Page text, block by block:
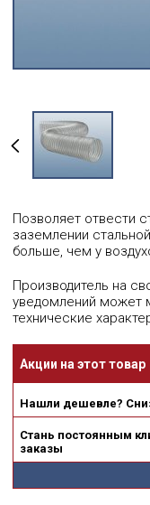
Позволяет отвести
заземлении
больше, чем у
Производитель на
уведомлений может
технические
Акции на этот товар
Нашли дешевле?
Стань постоянным
заказы